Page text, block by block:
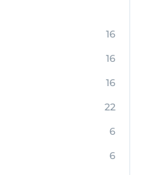
16
16
16
22
6
6